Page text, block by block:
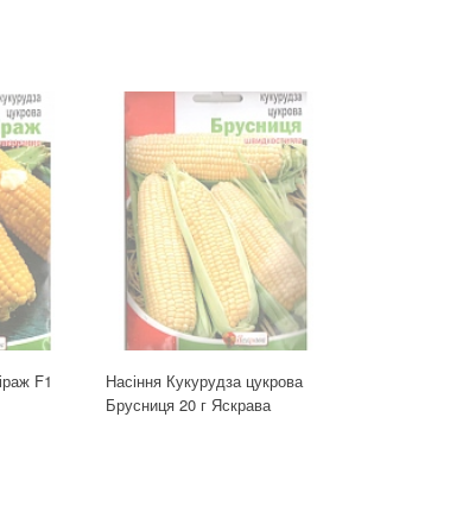
F1
Насіння Кукурудза цукрова
Брусниця 20 г Яскрава